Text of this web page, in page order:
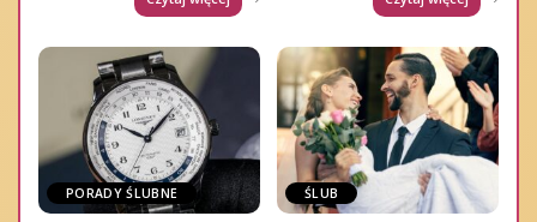
PORADY ŚLUBNE ŚLUB